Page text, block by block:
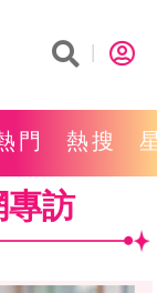
門 熱搜
專訪